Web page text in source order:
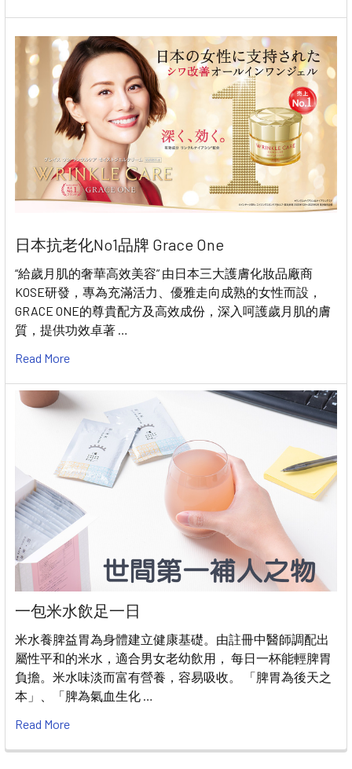
日本抗老化No1品牌 Grace One
“給歲月肌的奢華高效美容” 由日本三大護膚化妝品廠商
KOSE研發，專為充滿活力、優雅走向成熟的女性而設，
GRACE ONE的尊貴配方及高效成份，深入呵護歲月肌的膚
質，提供功效卓著 …
Read More
一包米水飲足一日
米水養脾益胃為身體建立健康基礎。由註冊中醫師調配出
屬性平和的米水，適合男女老幼飲用， 每日一杯能輕脾胃
負擔。米水味淡而富有營養，容易吸收。 「脾胃為後天之
本」、「脾為氣血生化 …
Read More